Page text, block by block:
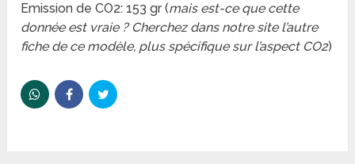
Emission de CO2: 153 gr (mais est-ce que cette
donnée est vraie ? Cherchez dans notre site l’autre
fiche de ce modèle, plus spécifique sur l’aspect CO2)